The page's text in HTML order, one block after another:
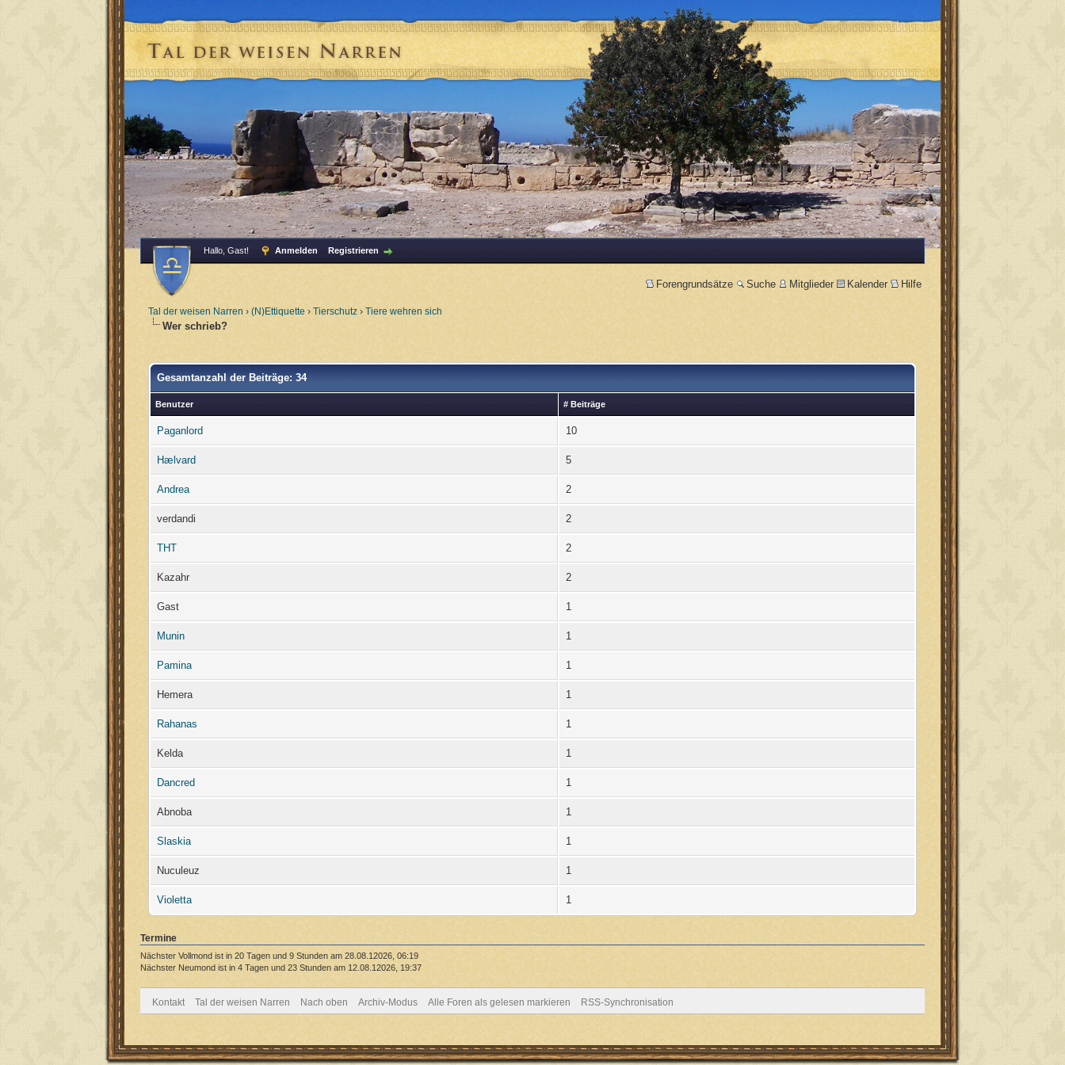
Hallo, Gast! Anmelden Registrieren
Forengrundsätze Suche Mitglieder Kalender Hilfe
Tal der weisen Narren › (N)Ettiquette › Tierschutz › Tiere wehren sich
Wer schrieb?
Gesamtanzahl der Beiträge: 34
Benutzer # Beiträge
Paganlord 10
Hælvard 5
Andrea 2
verdandi 2
THT 2
Kazahr 2
Gast 1
Munin 1
Pamina 1
Hemera 1
Rahanas 1
Kelda 1
Dancred 1
Abnoba 1
Slaskia 1
Nuculeuz 1
Violetta 1
Termine
Nächster Vollmond ist in 20 Tagen und 9 Stunden am 28.08.12026, 06:19
Nächster Neumond ist in 4 Tagen und 23 Stunden am 12.08.12026, 19:37
Kontakt Tal der weisen Narren Nach oben Archiv-Modus Alle Foren als gelesen markieren RSS-Synchronisation